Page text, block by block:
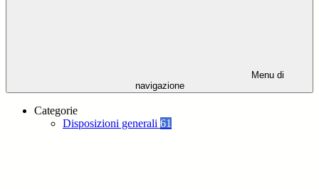
Menu di
navigazione
Categorie
Disposizioni generali 61